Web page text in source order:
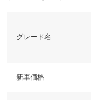
グレード名
新車価格